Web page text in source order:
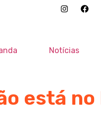
Notícias
está no